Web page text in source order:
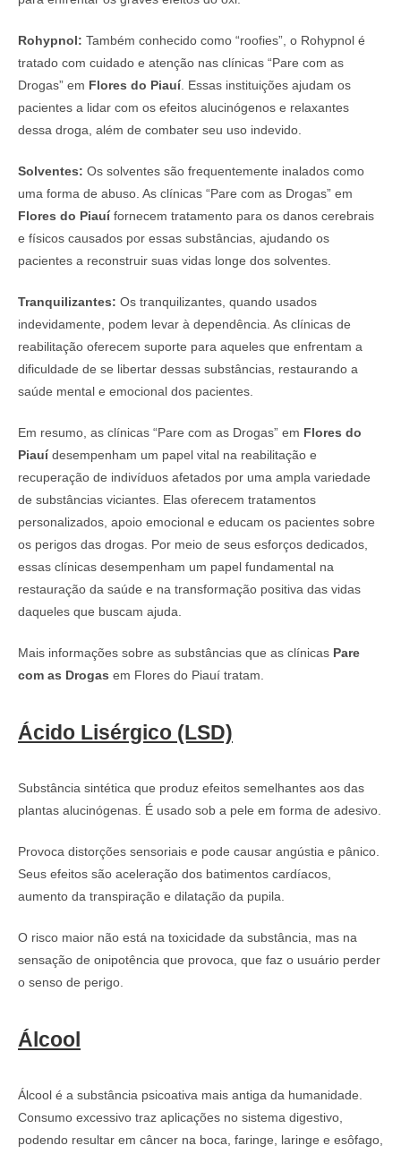
Rohypnol: Também conhecido como “roofies”, o Rohypnol é
tratado com cuidado e atenção nas clínicas “Pare com as
Drogas” em Flores do Piauí. Essas instituições ajudam os
pacientes a lidar com os efeitos alucinógenos e relaxantes
dessa droga, além de combater seu uso indevido.
Solventes: Os solventes são frequentemente inalados como
uma forma de abuso. As clínicas “Pare com as Drogas” em
Flores do Piauífornecem tratamento para os danos cerebrais
e físicos causados por essas substâncias, ajudando os
pacientes a reconstruir suas vidas longe dos solventes.
Tranquilizantes: Os tranquilizantes, quando usados
indevidamente, podem levar à dependência. As clínicas de
reabilitação oferecem suporte para aqueles que enfrentam a
dificuldade de se libertar dessas substâncias, restaurando a
saúde mental e emocional dos pacientes.
Em resumo, as clínicas “Pare com as Drogas” em Flores do
Piauídesempenham um papel vital na reabilitação e
recuperação de indivíduos afetados por uma ampla variedade
de substâncias viciantes. Elas oferecem tratamentos
personalizados, apoio emocional e educam os pacientes sobre
os perigos das drogas. Por meio de seus esforços dedicados,
essas clínicas desempenham um papel fundamental na
restauração da saúde e na transformação positiva das vidas
daqueles que buscam ajuda.
Mais informações sobre as substâncias que as clínicas Pare
com as Drogas em Flores do Piauí tratam.
Ácido Lisérgico (LSD)
Substância sintética que produz efeitos semelhantes aos das
plantas alucinógenas. É usado sob a pele em forma de adesivo.
Provoca distorções sensoriais e pode causar angústia e pânico.
Seus efeitos são aceleração dos batimentos cardíacos,
aumento da transpiração e dilatação da pupila.
O risco maior não está na toxicidade da substância, mas na
sensação de onipotência que provoca, que faz o usuário perder
o senso de perigo.
Álcool
Álcool é a substância psicoativa mais antiga da humanidade.
Consumo excessivo traz aplicações no sistema digestivo,
podendo resultar em câncer na boca, faringe, laringe e esôfago,